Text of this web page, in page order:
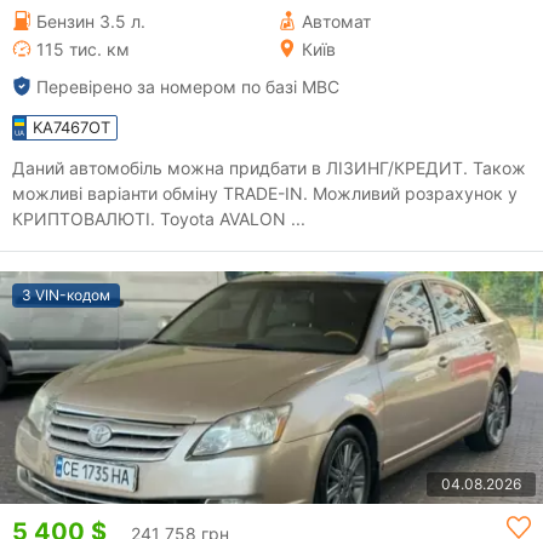
Бензин 3.5 л.
Автомат
115 тис. км
Київ
Перевірено за номером по базі МВС
KA7467OT
Даний автомобіль можна придбати в ЛІЗИНГ/КРЕДИТ. Також
можливі варіанти обміну TRADE-IN. Можливий розрахунок у
КРИПТОВАЛЮТІ. Toyota AVALON ...
З VIN-кодом
04.08.2026
5 400 $ 241 758 грн